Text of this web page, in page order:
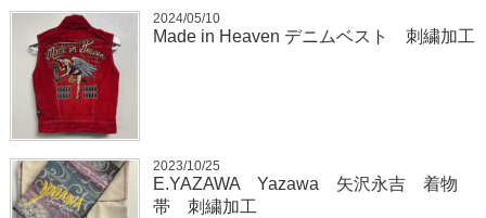
2024/05/10
Made in Heaven デニムベスト 刺繍加工
2023/10/25
E.YAZAWA Yazawa 矢沢永吉 着物
帯 刺繍加工